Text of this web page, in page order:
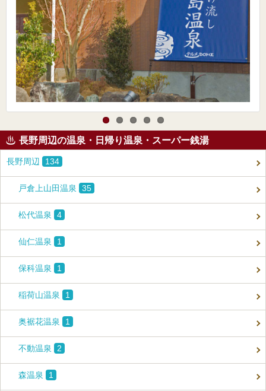
長野周辺の温泉・日帰り温泉・スーパー銭湯
長野周辺 134
戸倉上山田温泉 35
松代温泉 4
仙仁温泉 1
保科温泉 1
稲荷山温泉 1
奥裾花温泉 1
不動温泉 2
森温泉 1